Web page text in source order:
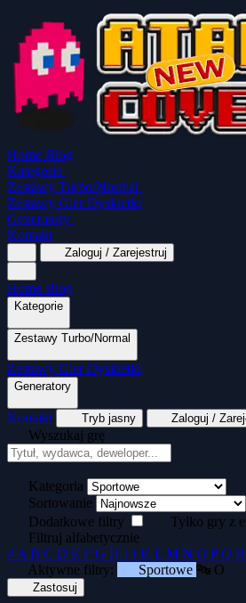
Home Blog
Kategorie
Zestawy Turbo/Normal
Zestawy Gier Dyskietki
Generatory
Kontakt
Zaloguj / Zarejestruj
Home Blog
Kategorie
Wszystkie kategorie
Tekstowe
Zestawy Turbo/Normal
MapaSoft Turbo ROM SparkTurbo 2000
Zestawy Gier Dyskietki
Generatory
Generator kopert dyskietek
Kontakt Tryb jasny Zaloguj /
Wyszukaj grę
Kategoria
Sortowanie
Dodatkowe filtry
Tylko gry z
Filtruj alfabetycznie
# A B C D E F G H I J K L M N O PQ R
Aktywne filtry:
Sportowe 🔤 O
Zastosuj